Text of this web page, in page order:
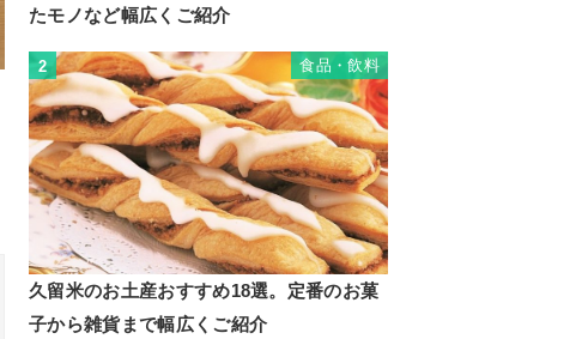
たモノなど幅広くご紹介
2 食品・飲料
久留米のお土産おすすめ18選。定番のお菓
子から雑貨まで幅広くご紹介